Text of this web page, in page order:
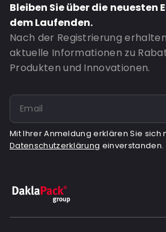
Bleiben Sie über die neuesten
dem Laufenden.
Nach der Registrierung
aktuelle Informationen zu
Produkten und Innovationen.
Mit Ihrer Anmeldung erklären Sie sich
Datenschutzerklärung einverstanden.